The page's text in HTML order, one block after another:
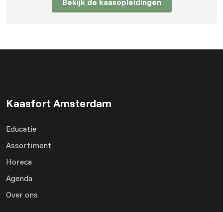
Bekijk de kaasopleidingen
Kaasfort Amsterdam
Educatie
Assortiment
Horeca
Agenda
Over ons